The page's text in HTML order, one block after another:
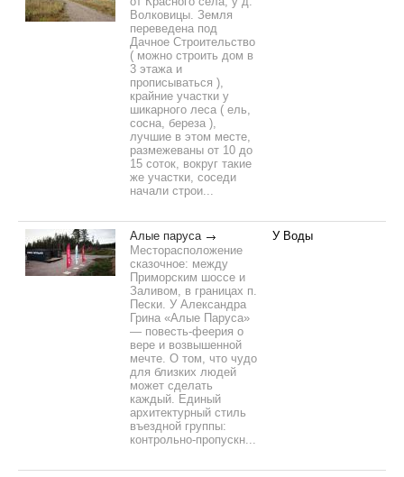
Волковицы. Земля
переведена под
Дачное Строительство
( можно строить дом в
3 этажа и
прописываться ),
крайние участки у
шикарного леса ( ель,
сосна, береза ),
лучшие в этом месте,
размежеваны от 10 до
15 соток, вокруг такие
же участки, соседи
начали строи...
Алые паруса
Месторасположение
сказочное: между
Приморским шоссе и
Заливом, в границах п.
Пески. У Александра
Грина «Алые Паруса»
— повесть-феерия о
вере и возвышенной
мечте. О том, что чудо
для близких людей
может сделать
каждый. Единый
архитектурный стиль
въездной группы:
контрольно-пропускн...
У Воды